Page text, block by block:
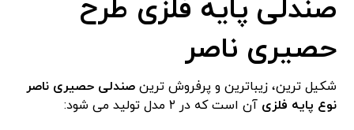
صندلی پایه فلزی طرح
حصیری ناصر
شکیل ترین، زیباترین و پرفروش ترینصندلی حصیری ناصر
نوع پایه فلزی آن است که در ۲ مدل تولید می شود: